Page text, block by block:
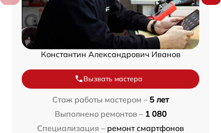
Константин Александрович Иванов
Вызвать мастера
Стаж работы мастером – 5 лет
Выполнено ремонтов – 1 080
Специализация – ремонт смартфонов